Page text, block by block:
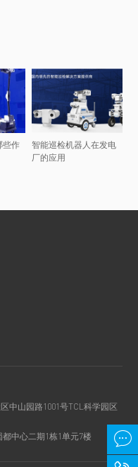
些作
智能巡检机器人在发电
厂的应用
中山园路1001号TCL科学园区
中心二期1栋1单元7楼
